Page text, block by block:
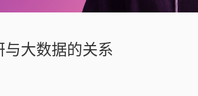
大数据的关系